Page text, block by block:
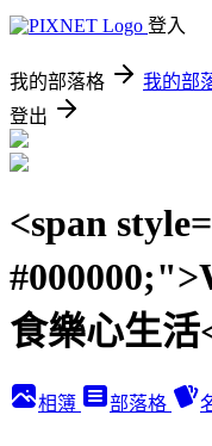
登入
我的部落格 我的部
登出
<span
食樂心生活
相簿 部落格